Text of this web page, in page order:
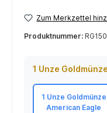
Zum Merkzettel
Produktnummer:
1 Unze
1 Unze Goldmünze
American Eagle